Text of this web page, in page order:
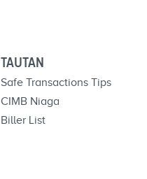
TAUTAN
Safe Transactions Tips
CIMB Niaga
Biller List